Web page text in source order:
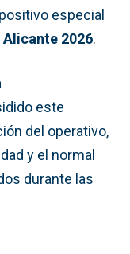
especial
2026.
este
del operativo,
y el normal
durante las